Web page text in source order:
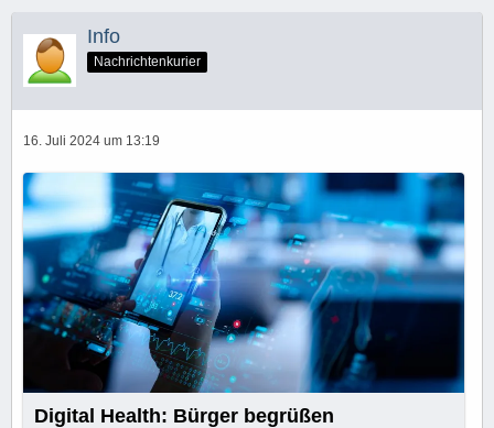
Info
Nachrichtenkurier
16. Juli 2024 um 13:19
Digital Health: Bürger begrüßen